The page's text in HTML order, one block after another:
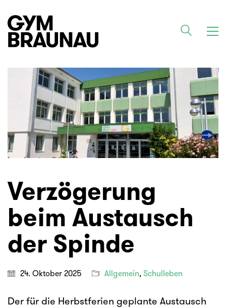
Verzögerung
beim Austausch
der Spinde
24. Oktober 2025 Allgemein, Schulleben
Der für die Herbstferien geplante Austausch